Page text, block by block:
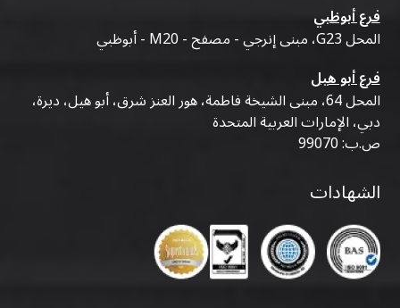
فرع أبوظبي
المحل G23، مبنى إنرجي - مصفح - M20 - أبوظبي
فرع أبو هيل
المحل 64، مبنى الشيخة فاطمة، هور العنز شرق، أبو هيل، ديرة،
دبي، الإمارات العربية المتحدة
ص.ب: 99070
الشهادات